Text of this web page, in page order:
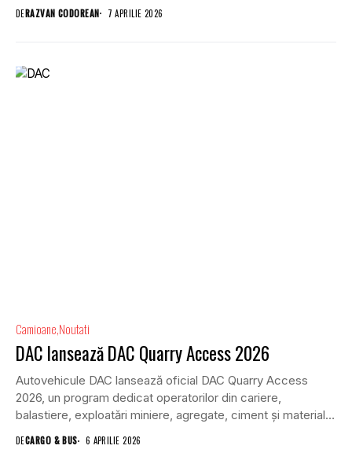
DERAZVAN CODOREAN 7 APRILIE 2026
Camioane Noutati
DAC lansează DAC Quarry Access 2026
Autovehicule DAC lansează oficial DAC Quarry Access
2026, un program dedicat operatorilor din cariere,
balastiere, exploatări miniere, agregate, ciment și materiale
de construcții...
DECARGO & BUS 6 APRILIE 2026